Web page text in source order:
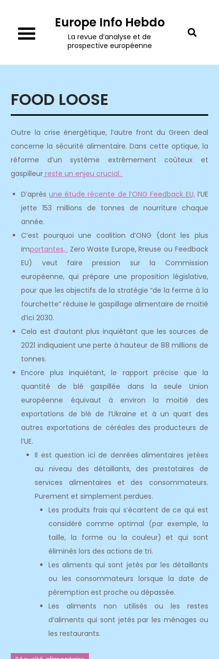
content
Europe Info Hebdo
La revue d’analyse et de
prospective européenne
FOOD LOOSE
Outre la crise énergétique, l’autre front du Green deal
concerne la sécurité alimentaire. Dans cette optique, la
réforme d’un système extrêmement coûteux et
gaspilleur reste un enjeu crucial.
D’aprèsune étude récente de l’ONG Feedback EU,l’UE
jette 153 millions de tonnes de nourriture chaque
année.
C’est pourquoi une coalition d’ONG (dont les plus
importantes, Zero Waste Europe, Rreuse ou Feedback
EU) veut faire pression sur la Commission
européenne, qui prépare une proposition législative,
pour que les objectifs de la stratégie “de la ferme à la
fourchette” réduise le gaspillage alimentaire de moitié
d’ici 2030.
Cela est d’autant plus inquiétant que les sources de
2021 indiquaient une perte à hauteur de 88 millions de
tonnes.
Encore plus inquiétant, le rapport précise que la
quantité de blé gaspillée dans la seule Union
européenne équivaut à environ la moitié des
exportations de blé de l’Ukraine et à un quart des
autres exportations de céréales des producteurs de
l’UE.
Il est question ici de denrées alimentaires jetées
au niveau des détaillants, des prestataires de
services alimentaires et des consommateurs.
Purement et simplement perdues.
Les produits frais qui s’écartent de ce qui est
considéré comme optimal (par exemple, la
taille, la forme ou la couleur) et qui sont
éliminés lors des actions de tri.
Les aliments qui sont jetés par les détaillants
ou les consommateurs lorsque la date de
péremption est proche ou dépassée.
Les aliments non utilisés ou les restes
d’aliments qui sont jetés par les ménages ou
les restaurants.